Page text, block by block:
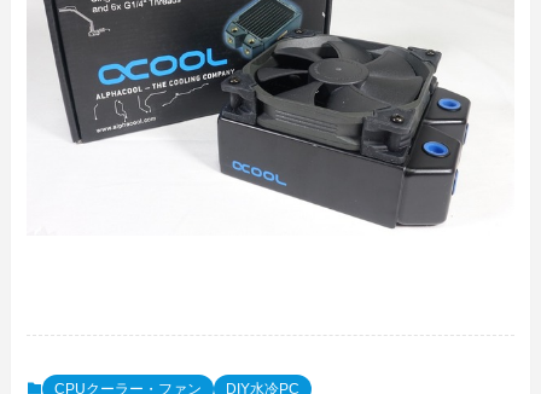
CPUクーラー・ファン DIY水冷PC